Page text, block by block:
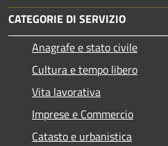
CATEGORIE DI SERVIZIO
Anagrafe e stato civile
Cultura e tempo libero
Vita lavorativa
Imprese e Commercio
Catasto e urbanistica